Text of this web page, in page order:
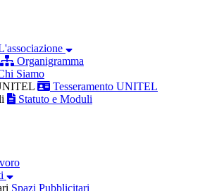
Organigramma
Siamo
Tesseramento UNITEL
Statuto e Moduli
Spazi Pubblicitari